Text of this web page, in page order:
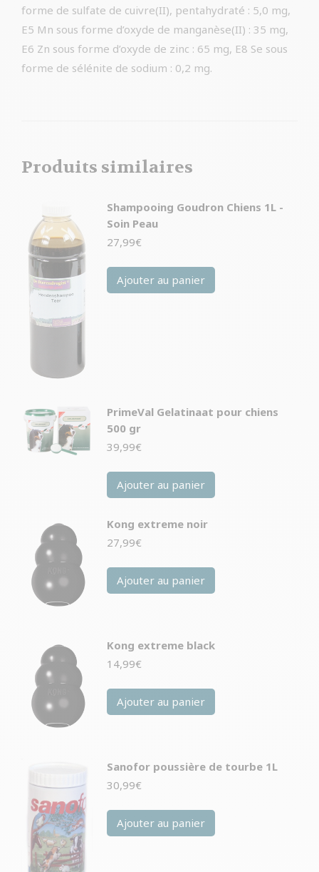
forme de sulfate de cuivre(II), pentahydraté : 5,0 mg,
E5 Mn sous forme d’oxyde de manganèse(II) : 35 mg,
E6 Zn sous forme d’oxyde de zinc : 65 mg, E8 Se sous
forme de sélénite de sodium : 0,2 mg.
Produits similaires
Shampooing Goudron Chiens 1L -
Soin Peau
27,99€
Ajouter au panier
PrimeVal Gelatinaat pour chiens
500 gr
39,99€
Ajouter au panier
Kong extreme noir
27,99€
Ajouter au panier
Kong extreme black
14,99€
Ajouter au panier
Sanofor poussière de tourbe 1L
30,99€
Ajouter au panier